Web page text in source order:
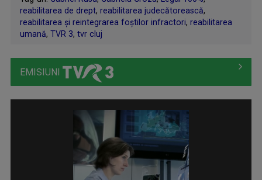
reabilitarea de drept, reabilitarea judecătorească,
reabilitarea şi reintegrarea foştilor infractori, reabilitarea
umană, TVR 3, tvr cluj
EMISIUNI